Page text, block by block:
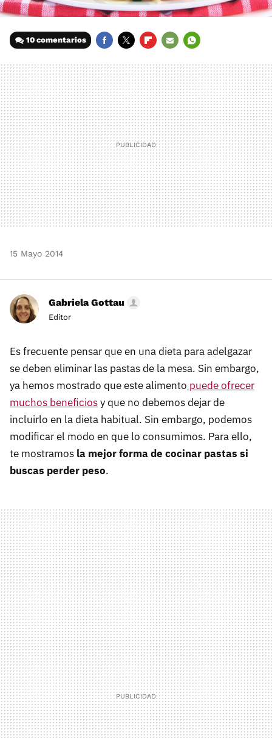
10 comentarios
MAIL
15 Mayo 2014
Gabriela Gottau
Editor
Es frecuente pensar que en una dieta para adelgazar
se deben eliminar las pastas de la mesa. Sin embargo,
ya hemos mostrado que este alimento puede ofrecer
muchos beneficiosy que no debemos dejar de
incluirlo en la dieta habitual. Sin embargo, podemos
modificar el modo en que lo consumimos. Para ello,
te mostramos la mejor forma de cocinar pastas si
buscas perder peso.